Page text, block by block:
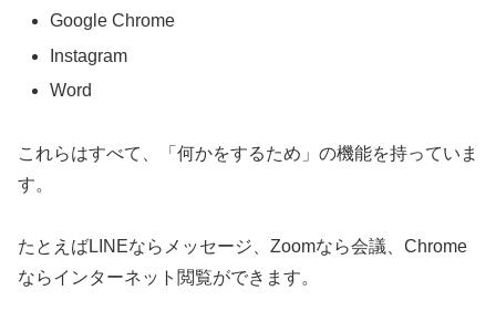
Google Chrome
Instagram
Word
これらはすべて、「何かをするため」の機能を持っていま
す。
たとえばLINEならメッセージ、Zoomなら会議、Chrome
ならインターネット閲覧ができます。